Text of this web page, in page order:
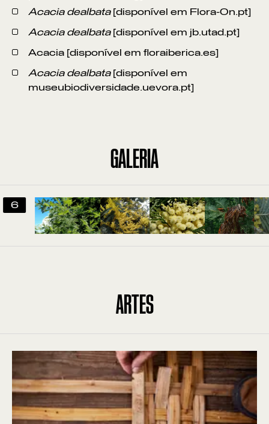
Acacia dealbata[disponível em Flora-On.pt]
Acacia dealbata[disponível em jb.utad.pt]
Acacia [disponível em floraiberica.es]
Acacia dealbata[disponível em
museubiodiversidade.uevora.pt]
GALERIA
ARTES